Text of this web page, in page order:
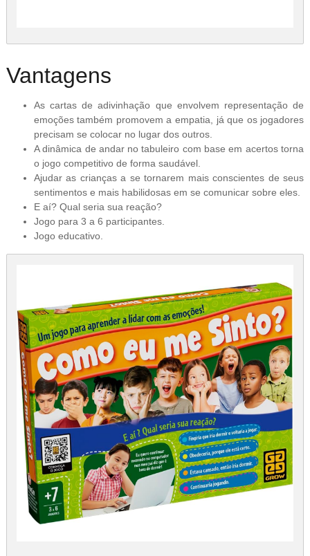
Vantagens
As cartas de adivinhação que envolvem representação de
emoções também promovem a empatia, já que os jogadores
precisam se colocar no lugar dos outros.
A dinâmica de andar no tabuleiro com base em acertos torna
o jogo competitivo de forma saudável.
Ajudar as crianças a se tornarem mais conscientes de seus
sentimentos e mais habilidosas em se comunicar sobre eles.
E aí? Qual seria sua reação?
Jogo para 3 a 6 participantes.
Jogo educativo.